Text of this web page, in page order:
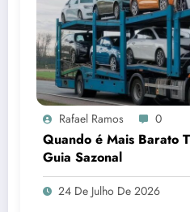
Rafael Ramos 0
Quando é Mais Barato
Guia Sazonal
24 De Julho De 2026